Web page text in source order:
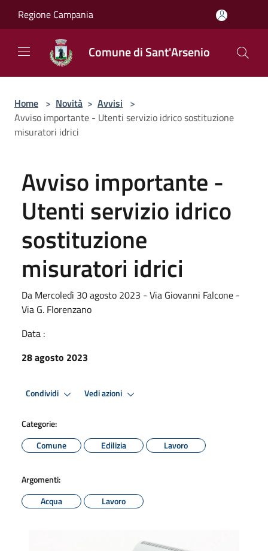
Regione Campania
Comune di Sant'Arsenio
Home > Novità > Avvisi >
Avviso importante - Utenti servizio idrico sostituzione
misuratori idrici
Avviso importante -
Utenti servizio idrico
sostituzione
misuratori idrici
Da Mercoledì 30 agosto 2023 - Via Giovanni Falcone -
Via G. Florenzano
Data :
28 agosto 2023
Condividi Vedi azioni
Categorie:
Comune
Edilizia Lavoro
Argomenti:
Acqua
Lavoro